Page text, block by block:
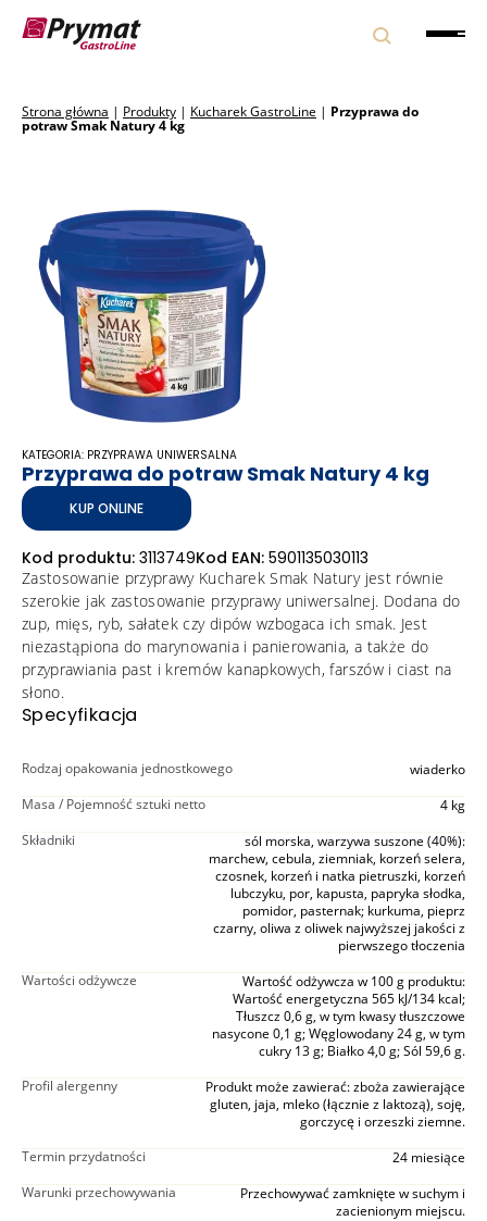
Strona główna | Produkty | Kucharek GastroLine | Przyprawa do
potraw Smak Natury 4 kg
KATEGORIA: PRZYPRAWA UNIWERSALNA
Przyprawa do potraw Smak Natury 4 kg
KUP ONLINE
Kod produktu: 3113749Kod EAN: 5901135030113
Zastosowanie przyprawy Kucharek Smak Natury jest równie
szerokie jak zastosowanie przyprawy uniwersalnej. Dodana do
zup, mięs, ryb, sałatek czy dipów wzbogaca ich smak. Jest
niezastąpiona do marynowania i panierowania, a także do
przyprawiania past i kremów kanapkowych, farszów i ciast na
słono.
Specyfikacja
Rodzaj opakowania jednostkowego
wiaderko
Masa / Pojemność sztuki netto
4 kg
Składniki
sól morska, warzywa suszone (40%):
marchew, cebula, ziemniak, korzeń selera,
czosnek, korzeń i natka pietruszki, korzeń
lubczyku, por, kapusta, papryka słodka,
pomidor, pasternak; kurkuma, pieprz
czarny, oliwa z oliwek najwyższej jakości z
pierwszego tłoczenia
Wartości odżywcze
Wartość odżywcza w 100 g produktu:
Wartość energetyczna 565 kJ/134 kcal;
Tłuszcz 0,6 g, w tym kwasy tłuszczowe
nasycone 0,1 g; Węglowodany 24 g, w tym
cukry 13 g; Białko 4,0 g; Sól 59,6 g.
Profil alergenny
Produkt może zawierać: zboża zawierające
gluten, jaja, mleko (łącznie z laktozą), soję,
gorczycę i orzeszki ziemne.
Termin przydatności
24 miesiące
Warunki przechowywania
Przechowywać zamknięte w suchym i
zacienionym miejscu.